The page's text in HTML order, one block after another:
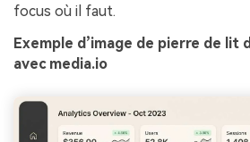
focus où il faut.
Exemple d’image de pierre de lit
avec media.io